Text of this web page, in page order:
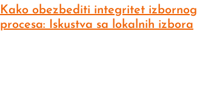
Kako obezbediti integritet izbornog
procesa: Iskustva sa lokalnih izbora